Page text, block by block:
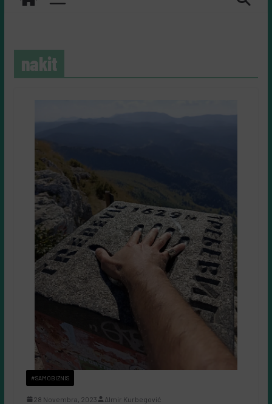
nakit
#SAMOBIZNIS
28 Novembra, 2023
Almir Kurbegović